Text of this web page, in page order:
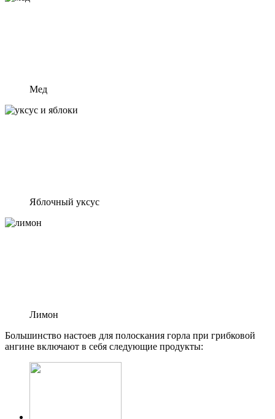
Мед
Яблочный уксус
Лимон
Большинство настоев для полоскания горла при грибковой
ангине включают в себя следующие продукты: